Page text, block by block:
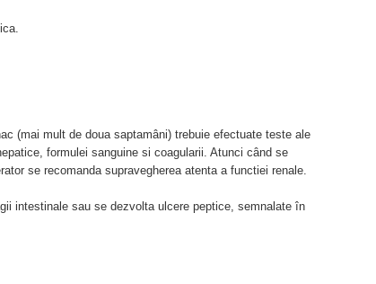
(mai mult de doua saptamâni) trebuie efectuate teste ale
formulei sanguine si coagularii. Atunci când se
se recomanda supravegherea atenta a functiei renale.
intestinale sau se dezvolta ulcere peptice, semnalate în